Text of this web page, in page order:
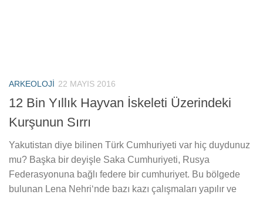
ARKEOLOJI 22 MAYIS 2016
12 Bin Yıllık Hayvan İskeleti Üzerindeki
Kurşunun Sırrı
Yakutistan diye bilinen Türk Cumhuriyeti var hiç duydunuz
mu? Başka bir deyişle Saka Cumhuriyeti, Rusya
Federasyonuna bağlı federe bir cumhuriyet. Bu bölgede
bulunan Lena Nehri‘nde bazı kazı çalışmaları yapılır ve